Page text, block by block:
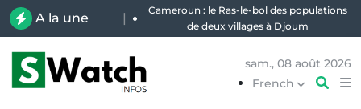
A la une |
Cameroun : le Ras-le-bol des populations
de deux villages à Djoum
sam., 08 août 2026
French